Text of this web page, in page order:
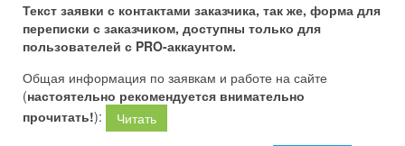
Текст заявки с контактами заказчика, так же, форма для
переписки с заказчиком, доступны только для
пользователей с PRO-аккаунтом.
Общая информация по заявкам и работе на сайте
(настоятельно рекомендуется внимательно
прочитать!): Читать